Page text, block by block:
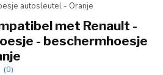
autosleutel - Oranje
met Renault -
- beschermhoesje
(0)